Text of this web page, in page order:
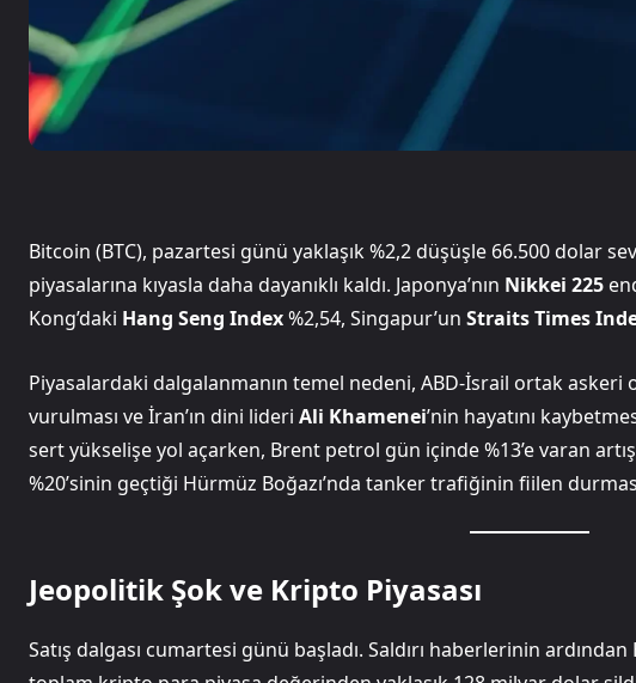
Bitcoin (BTC), pazartesi günü yaklaşık %2,2 düşüşle 66.500 dolar
piyasalarına kıyasla daha dayanıklı kaldı. Japonya’nın Nikkei 225
Kong’daki Hang Seng Index%2,54, Singapur’un Straits Times
Piyasalardaki dalgalanmanın temel nedeni, ABD-İsrail ortak askeri
vurulması ve İran’ın dini lideri Ali Khamenei’nin hayatını
sert yükselişe yol açarken, Brent petrol gün içinde %13’e varan
%20’sinin geçtiği Hürmüz Boğazı’nda tanker trafiğinin fiilen
Jeopolitik Şok ve Kripto Piyasası
Satış dalgası cumartesi günü başladı. Saldırı haberlerinin